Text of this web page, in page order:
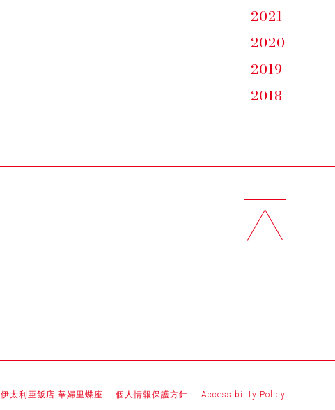
2021
2020
2019
2018
伊太利亜飯店 華婦里蝶座 個人情報保護方針 Accessibility Policy